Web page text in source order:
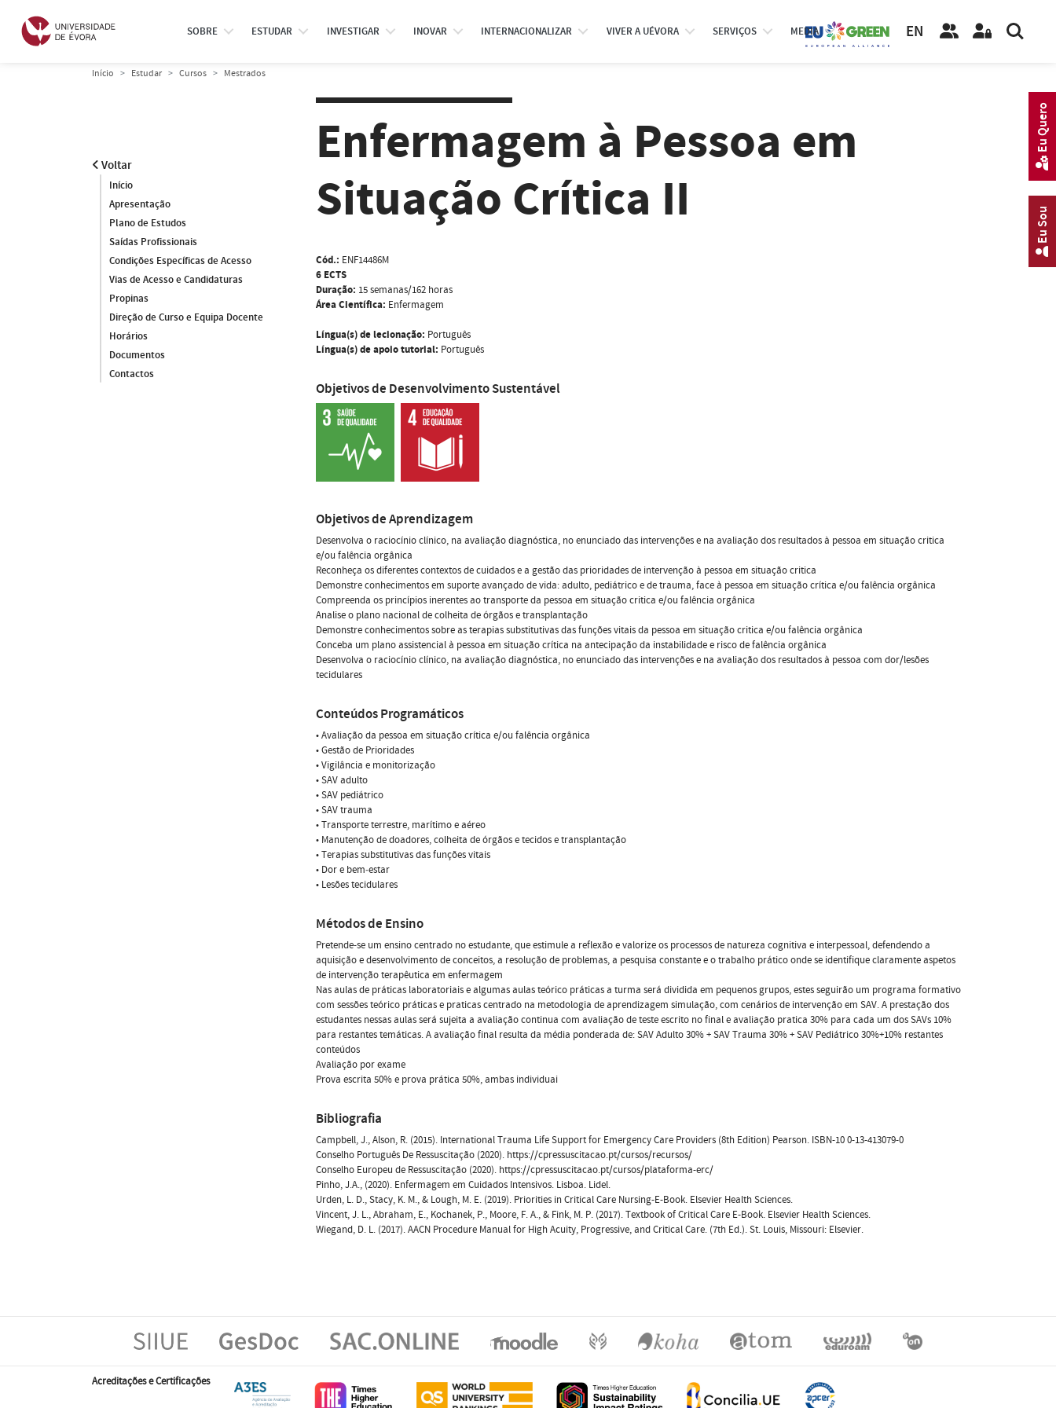
SOBRE ESTUDAR INVESTIGAR INOVAR INTERNACIONALIZAR VIVER A UÉVORA SERVIÇOS MEDIA EN
Início Estudar Cursos Mestrados
Voltar
Início
Apresentação
Plano de Estudos
Saídas Profissionais
Condições Específicas de Acesso
Vias de Acesso e Candidaturas
Propinas
Direção de Curso e Equipa Docente
Horários
Documentos
Contactos
Enfermagem à Pessoa em
Situação Crítica II
Cód.: ENF14486M
6 ECTS
Duração: 15 semanas/162 horas
Área Científica: Enfermagem
Língua(s) de lecionação: Português
Língua(s) de apoio tutorial: Português
Objetivos de Desenvolvimento Sustentável
Objetivos de Aprendizagem
Desenvolva o raciocínio clínico, na avaliação diagnóstica, no enunciado das intervenções e na avaliação dos resultados à pessoa em situação critica
e/ou falência orgânica
Reconheça os diferentes contextos de cuidados e a gestão das prioridades de intervenção à pessoa em situação critica
Demonstre conhecimentos em suporte avançado de vida: adulto, pediátrico e de trauma, face à pessoa em situação crítica e/ou falência orgânica
Compreenda os princípios inerentes ao transporte da pessoa em situação critica e/ou falência orgânica
Analise o plano nacional de colheita de órgãos e transplantação
Demonstre conhecimentos sobre as terapias substitutivas das funções vitais da pessoa em situação critica e/ou falência orgânica
Conceba um plano assistencial à pessoa em situação crítica na antecipação da instabilidade e risco de falência orgânica
Desenvolva o raciocínio clínico, na avaliação diagnóstica, no enunciado das intervenções e na avaliação dos resultados à pessoa com dor/lesões
tecidulares
Conteúdos Programáticos
• Avaliação da pessoa em situação crítica e/ou falência orgânica
• Gestão de Prioridades
• Vigilância e monitorização
• SAV adulto
• SAV pediátrico
• SAV trauma
• Transporte terrestre, marítimo e aéreo
• Manutenção de doadores, colheita de órgãos e tecidos e transplantação
• Terapias substitutivas das funções vitais
• Dor e bem‐estar
• Lesões tecidulares
Métodos de Ensino
Pretende-se um ensino centrado no estudante, que estimule a reflexão e valorize os processos de natureza cognitiva e interpessoal, defendendo a
aquisição e desenvolvimento de conceitos, a resolução de problemas, a pesquisa constante e o trabalho prático onde se identifique claramente aspetos
de intervenção terapêutica em enfermagem
Nas aulas de práticas laboratoriais e algumas aulas teórico práticas a turma será dividida em pequenos grupos, estes seguirão um programa formativo
com sessões teórico práticas e praticas centrado na metodologia de aprendizagem simulação, com cenários de intervenção em SAV. A prestação dos
estudantes nessas aulas será sujeita a avaliação continua com avaliação de teste escrito no final e avaliação pratica 30% para cada um dos SAVs 10%
para restantes temáticas. A avaliação final resulta da média ponderada de: SAV Adulto 30% + SAV Trauma 30% + SAV Pediátrico 30%+10% restantes
conteúdos
Avaliação por exame
Prova escrita 50% e prova prática 50%, ambas individuai
Bibliografia
Campbell, J., Alson, R. (2015). International Trauma Life Support for Emergency Care Providers (8th Edition) Pearson. ISBN-10 0-13-413079-0
Conselho Português De Ressuscitação (2020). https://cpressuscitacao.pt/cursos/recursos/
Conselho Europeu de Ressuscitação (2020). https://cpressuscitacao.pt/cursos/plataforma-erc/
Pinho, J.A., (2020). Enfermagem em Cuidados Intensivos. Lisboa. Lidel.
Urden, L. D., Stacy, K. M., & Lough, M. E. (2019). Priorities in Critical Care Nursing-E-Book. Elsevier Health Sciences.
Vincent, J. L., Abraham, E., Kochanek, P., Moore, F. A., & Fink, M. P. (2017). Textbook of Critical Care E-Book. Elsevier Health Sciences.
Wiegand, D. L. (2017). AACN Procedure Manual for High Acuity, Progressive, and Critical Care. (7th Ed.). St. Louis, Missouri: Elsevier.
Acreditações e Certificações
Eu Sou
Eu Quero